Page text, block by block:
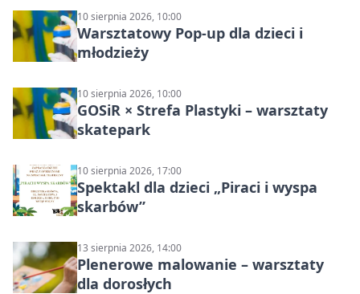
10 sierpnia 2026, 10:00
Warsztatowy Pop-up dla dzieci i
młodzieży
10 sierpnia 2026, 10:00
GOSiR × Strefa Plastyki – warsztaty
skatepark
10 sierpnia 2026, 17:00
Spektakl dla dzieci „Piraci i wyspa
skarbów”
13 sierpnia 2026, 14:00
Plenerowe malowanie – warsztaty
dla dorosłych